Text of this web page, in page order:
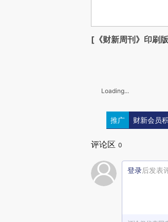
[《财新周刊》印刷版
Loading...
推广 财新会员
评论区 0
登录后发表